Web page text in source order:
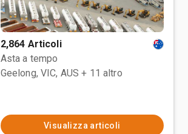
2,864 Articoli
Asta a tempo
Geelong, VIC, AUS + 11 altro
Visualizza articoli